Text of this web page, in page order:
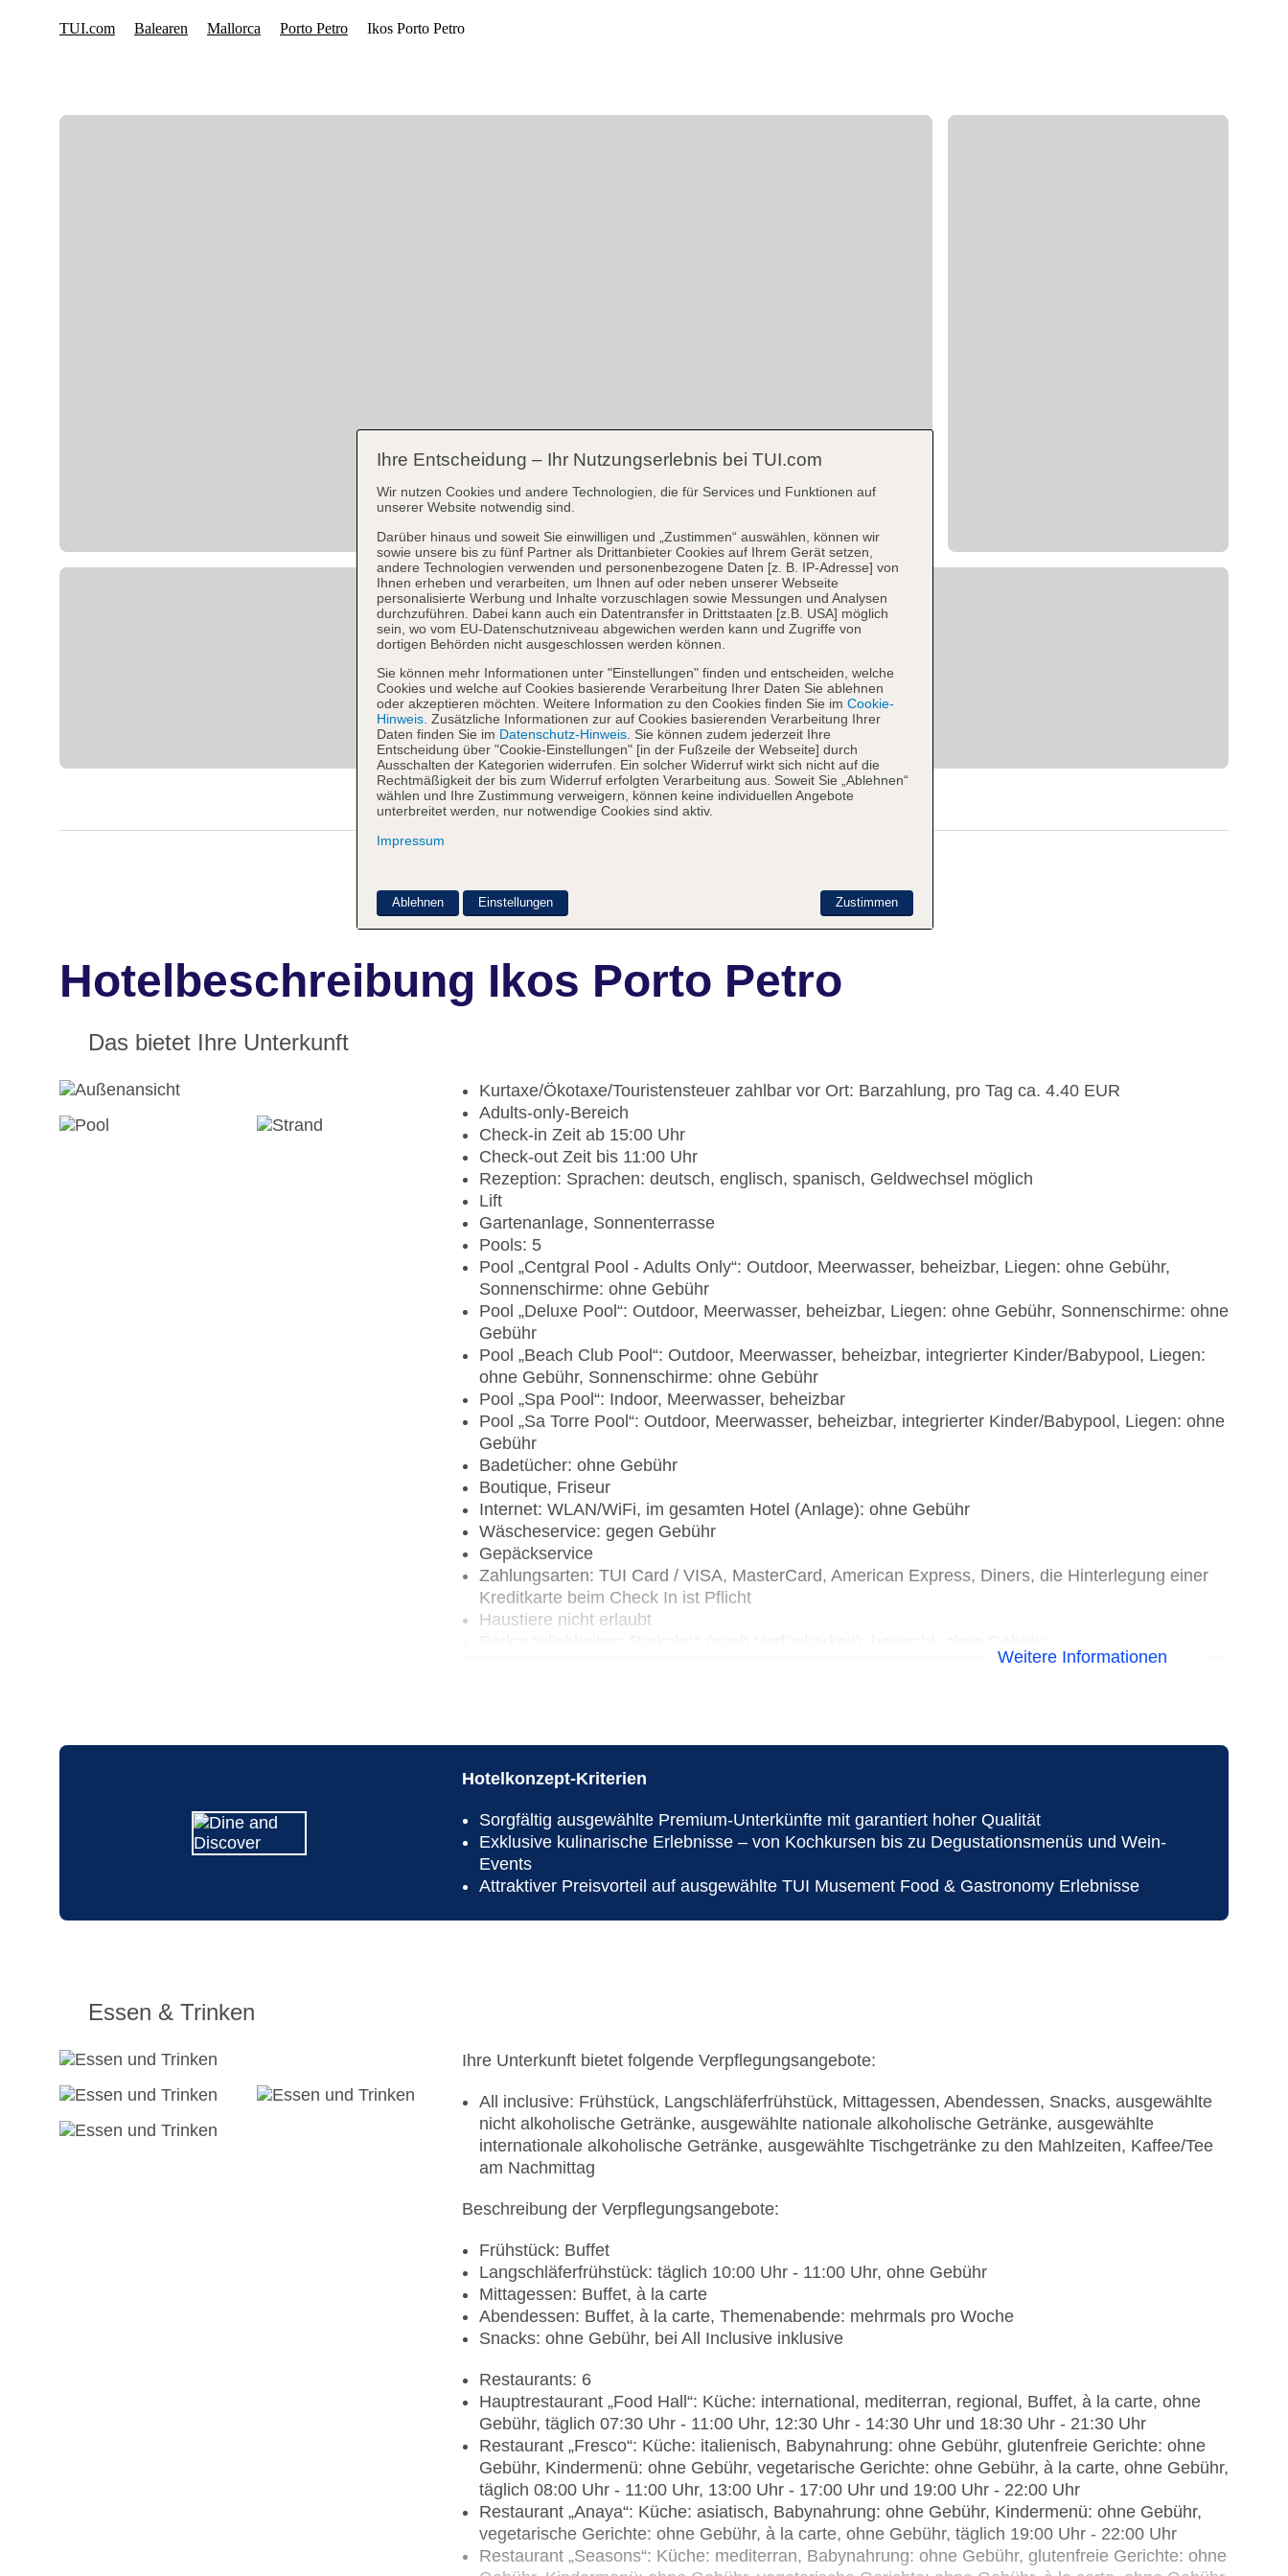
Hotelbeschreibung Ikos Porto Petro
Das bietet Ihre Unterkunft
Kurtaxe/Ökotaxe/Touristensteuer zahlbar vor Ort: Barzahlung, pro Tag ca. 4.40 EUR
Adults-only-Bereich
Check-in Zeit ab 15:00 Uhr
Check-out Zeit bis 11:00 Uhr
Rezeption: Sprachen: deutsch, englisch, spanisch, Geldwechsel möglich
Lift
Gartenanlage, Sonnenterrasse
Pools: 5
Pool „Centgral Pool - Adults Only“: Outdoor, Meerwasser, beheizbar, Liegen: ohne Gebühr,
Sonnenschirme: ohne Gebühr
Pool „Deluxe Pool“: Outdoor, Meerwasser, beheizbar, Liegen: ohne Gebühr, Sonnenschirme: ohne
Gebühr
Pool „Beach Club Pool“: Outdoor, Meerwasser, beheizbar, integrierter Kinder/Babypool, Liegen:
ohne Gebühr, Sonnenschirme: ohne Gebühr
Pool „Spa Pool“: Indoor, Meerwasser, beheizbar
Pool „Sa Torre Pool“: Outdoor, Meerwasser, beheizbar, integrierter Kinder/Babypool, Liegen: ohne
Gebühr
Badetücher: ohne Gebühr
Boutique, Friseur
Internet: WLAN/WiFi, im gesamten Hotel (Anlage): ohne Gebühr
Wäscheservice: gegen Gebühr
Gepäckservice
Zahlungsarten: TUI Card / VISA, MasterCard, American Express, Diners, die Hinterlegung einer
Kreditkarte beim Check In ist Pflicht
Haustiere nicht erlaubt
Weitere Informationen
Hotelkonzept-Kriterien
Sorgfältig ausgewählte Premium-Unterkünfte mit garantiert hoher Qualität
Exklusive kulinarische Erlebnisse – von Kochkursen bis zu Degustationsmenüs und Wein-
Events
Attraktiver Preisvorteil auf ausgewählte TUI Musement Food & Gastronomy Erlebnisse
Essen & Trinken
Ihre Unterkunft bietet folgende Verpflegungsangebote:
All inclusive: Frühstück, Langschläferfrühstück, Mittagessen, Abendessen, Snacks, ausgewählte
nicht alkoholische Getränke, ausgewählte nationale alkoholische Getränke, ausgewählte
internationale alkoholische Getränke, ausgewählte Tischgetränke zu den Mahlzeiten, Kaffee/Tee
am Nachmittag
Beschreibung der Verpflegungsangebote:
Frühstück: Buffet
Langschläferfrühstück: täglich 10:00 Uhr - 11:00 Uhr, ohne Gebühr
Mittagessen: Buffet, à la carte
Abendessen: Buffet, à la carte, Themenabende: mehrmals pro Woche
Snacks: ohne Gebühr, bei All Inclusive inklusive
Restaurants: 6
Hauptrestaurant „Food Hall“: Küche: international, mediterran, regional, Buffet, à la carte, ohne
Gebühr, täglich 07:30 Uhr - 11:00 Uhr, 12:30 Uhr - 14:30 Uhr und 18:30 Uhr - 21:30 Uhr
Restaurant „Fresco“: Küche: italienisch, Babynahrung: ohne Gebühr, glutenfreie Gerichte: ohne
Gebühr, Kindermenü: ohne Gebühr, vegetarische Gerichte: ohne Gebühr, à la carte, ohne Gebühr,
täglich 08:00 Uhr - 11:00 Uhr, 13:00 Uhr - 17:00 Uhr und 19:00 Uhr - 22:00 Uhr
Restaurant „Anaya“: Küche: asiatisch, Babynahrung: ohne Gebühr, Kindermenü: ohne Gebühr,
vegetarische Gerichte: ohne Gebühr, à la carte, ohne Gebühr, täglich 19:00 Uhr - 22:00 Uhr
Restaurant „Seasons“: Küche: mediterran, Babynahrung: ohne Gebühr, glutenfreie Gerichte: ohne
Ihre Entscheidung – Ihr Nutzungserlebnis bei TUI.com
Wir nutzen Cookies und andere Technologien, die für Services und Funktionen auf
unserer Website notwendig sind.
Darüber hinaus und soweit Sie einwilligen und „Zustimmen“ auswählen, können wir
sowie unsere bis zu fünf Partner als Drittanbieter Cookies auf Ihrem Gerät setzen,
andere Technologien verwenden und personenbezogene Daten [z. B. IP-Adresse] von
Ihnen erheben und verarbeiten, um Ihnen auf oder neben unserer Webseite
personalisierte Werbung und Inhalte vorzuschlagen sowie Messungen und Analysen
durchzuführen. Dabei kann auch ein Datentransfer in Drittstaaten [z.B. USA] möglich
sein, wo vom EU-Datenschutzniveau abgewichen werden kann und Zugriffe von
dortigen Behörden nicht ausgeschlossen werden können.
Sie können mehr Informationen unter "Einstellungen" finden und entscheiden, welche
Cookies und welche auf Cookies basierende Verarbeitung Ihrer Daten Sie ablehnen
oder akzeptieren möchten. Weitere Information zu den Cookies finden Sie im Cookie-
Hinweis . Zusätzliche Informationen zur auf Cookies basierenden Verarbeitung Ihrer
Daten finden Sie im Datenschutz-Hinweis . Sie können zudem jederzeit Ihre
Entscheidung über "Cookie-Einstellungen" [in der Fußzeile der Webseite] durch
Ausschalten der Kategorien widerrufen. Ein solcher Widerruf wirkt sich nicht auf die
Rechtmäßigkeit der bis zum Widerruf erfolgten Verarbeitung aus. Soweit Sie „Ablehnen“
wählen und Ihre Zustimmung verweigern, können keine individuellen Angebote
unterbreitet werden, nur notwendige Cookies sind aktiv.
Impressum
Zustimmen
Ablehnen Einstellungen